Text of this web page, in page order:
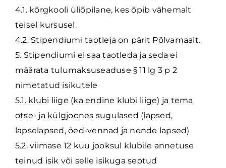
4.1. kõrgkooli üliõpilane, kes õpib vähemalt
teisel kursusel.
4.2. Stipendiumi taotleja on pärit Põlvamaalt.
5. Stipendiumi ei saa taotleda ja seda ei
määrata tulumaksuseaduse § 11 lg 3 p 2
nimetatud isikutele
5.1. klubi liige (ka endine klubi liige) ja tema
otse- ja külgjoones sugulased (lapsed,
lapselapsed, õed-vennad ja nende lapsed)
5.2. viimase 12 kuu jooksul klubile annetuse
teinud isik või selle isikuga seotud